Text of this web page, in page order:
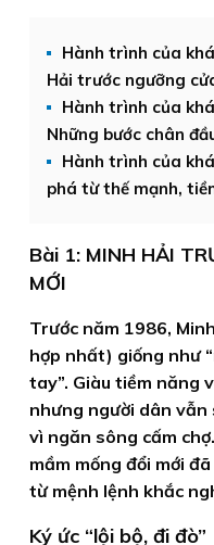
Hành trình của
Hải trước ngưỡng
Hành trình của
Những bước chân
Hành trình của
phá từ thế mạnh,
Bài 1: MINH HẢI
MỚI
Trước năm 1986,
hợp nhất) giống như
tay”. Giàu tiềm năng
nhưng người dân
vì ngăn sông cấm
mầm mống đổi mới
từ mệnh lệnh khắc
Ký ức “lội bộ, đi đò”